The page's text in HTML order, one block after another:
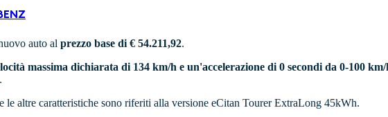
auto al prezzo base di € 54.211,92.
massima dichiarata di 134 km/h e un'accelerazione di 0 secondi da 0-100
.
le altre caratteristiche sono riferiti alla versione eCitan Tourer ExtraLong 45kWh.